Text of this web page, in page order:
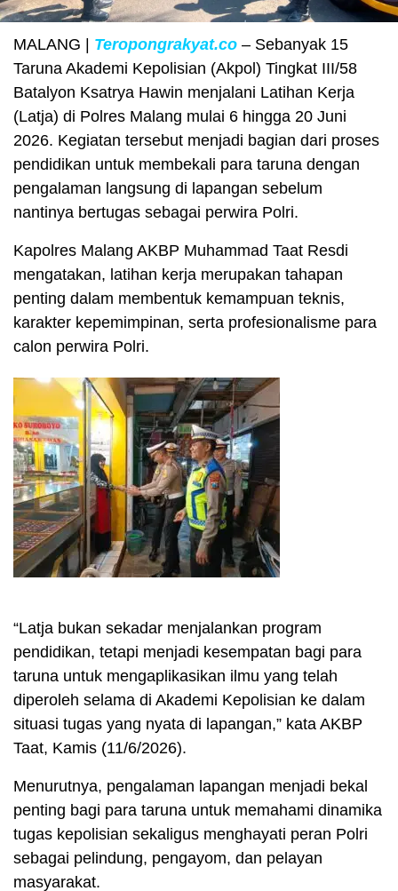
MALANG | Teropongrakyat.co – Sebanyak 15
Taruna Akademi Kepolisian (Akpol) Tingkat III/58
Batalyon Ksatrya Hawin menjalani Latihan Kerja
(Latja) di Polres Malang mulai 6 hingga 20 Juni
2026. Kegiatan tersebut menjadi bagian dari proses
pendidikan untuk membekali para taruna dengan
pengalaman langsung di lapangan sebelum
nantinya bertugas sebagai perwira Polri.
Kapolres Malang AKBP Muhammad Taat Resdi
mengatakan, latihan kerja merupakan tahapan
penting dalam membentuk kemampuan teknis,
karakter kepemimpinan, serta profesionalisme para
calon perwira Polri.
“Latja bukan sekadar menjalankan program
pendidikan, tetapi menjadi kesempatan bagi para
taruna untuk mengaplikasikan ilmu yang telah
diperoleh selama di Akademi Kepolisian ke dalam
situasi tugas yang nyata di lapangan,” kata AKBP
Taat, Kamis (11/6/2026).
Menurutnya, pengalaman lapangan menjadi bekal
penting bagi para taruna untuk memahami dinamika
tugas kepolisian sekaligus menghayati peran Polri
sebagai pelindung, pengayom, dan pelayan
masyarakat.